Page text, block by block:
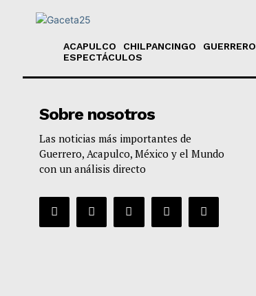
ACAPULCO CHILPANCINGO GUERRERO
ESPECTÁCULOS
Sobre nosotros
Las noticias más importantes de
Guerrero, Acapulco, México y el Mundo
con un análisis directo